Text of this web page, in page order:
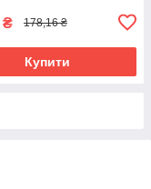
₴ 178,16 ₴
Купити